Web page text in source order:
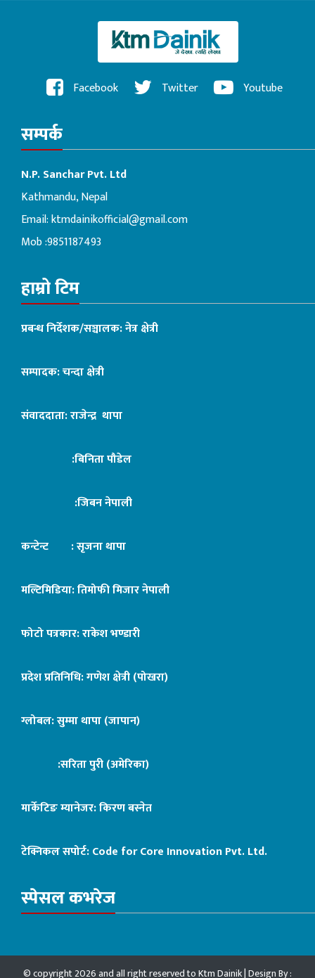
Facebook Twitter Youtube
सम्पर्क
N.P. Sanchar Pvt. Ltd
Kathmandu, Nepal
Email:ktmdainikofficial@gmail.com
Mob :9851187493
हाम्रो टिम
प्रबन्ध निर्देशक/सञ्चालक: नेत्र क्षेत्री
सम्पादक: चन्दा क्षेत्री
संवाददाता: राजेन्द्र थापा
:बिनिता पौडेल
:जिबन नेपाली
कन्टेन्ट : सृजना थापा
मल्टिमिडिया: तिमोफी मिजार नेपाली
फोटो पत्रकार: राकेश भण्डारी
प्रदेश प्रतिनिधि: गणेश क्षेत्री (पोखरा)
ग्लोबल: सुम्मा थापा (जापान)
:सरिता पुरी (अमेरिका)
मार्केटिङ म्यानेजर: किरण बस्नेत
टेक्निकल सपोर्ट:Code for Core Innovation Pvt. Ltd.
स्पेसल कभरेज
© copyright 2026 and all right reserved to Ktm Dainik | Design By :